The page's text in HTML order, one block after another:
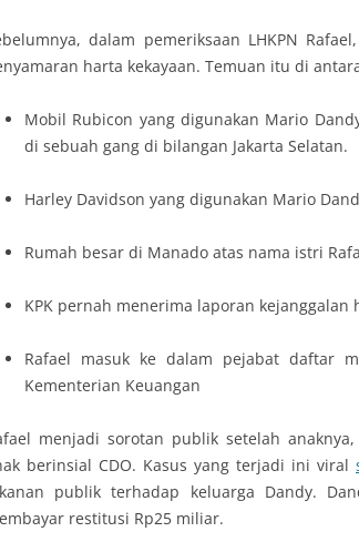
dalam pemeriksaan LHKPN
harta kekayaan. Temuan itu di
Mobil Rubicon yang digunakan Mario
di sebuah gang di bilangan Jakarta Selatan.
Harley Davidson yang digunakan Mario
Rumah besar di Manado atas nama istri
KPK pernah menerima laporan kejanggalan
Rafael masuk ke dalam pejabat daftar
Kementerian Keuangan
menjadi sorotan publik setelah
berinsial CDO. Kasus yang terjadi ini viral
publik terhadap keluarga Dandy.
restitusi Rp25 miliar.